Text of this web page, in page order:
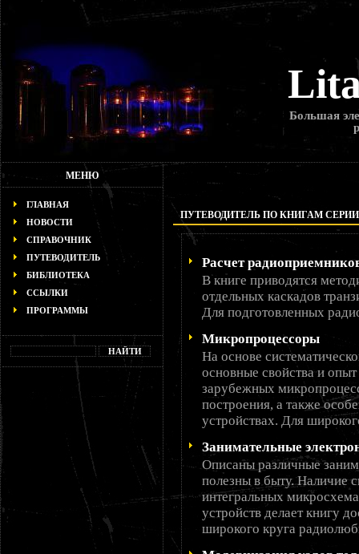
Большая
МЕНЮ
ГЛАВНАЯ
НОВОСТИ
СПРАВОЧНИК
ПУТЕВОДИТЕЛЬ
БИБЛИОТЕКА
ССЫЛКИ
ПРОГРАММЫ
ПУТЕВОДИТЕЛЬ ПО КНИГАМ СЕРИИ
Расчет
В книге приводятся
отдельных каскадов
Для подготовленных
Микропроцессоры
На основе
основные свойства и
зарубежных
построения, а также
устройствах. Для
Занимательные
Описаны различные
полезны в быту. Наличие
интегральных
устройств делает книгу
широкого круга